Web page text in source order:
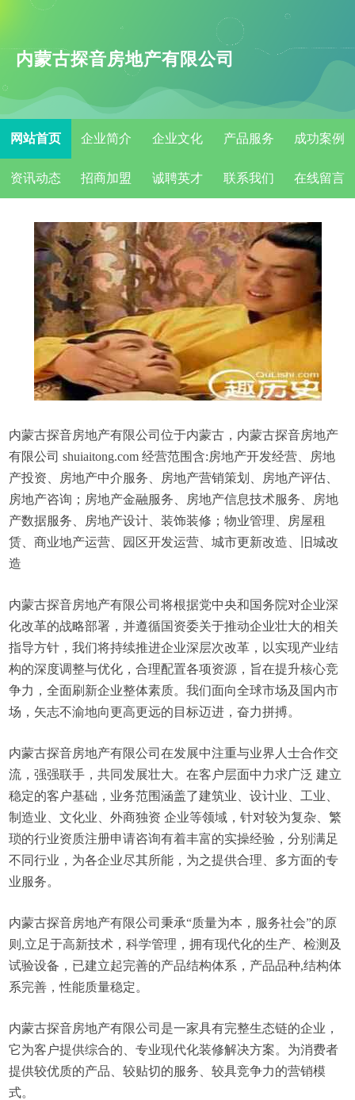
内蒙古探音房地产有限公司
网站首页 企业简介 企业文化 产品服务 成功案例
资讯动态 招商加盟 诚聘英才 联系我们 在线留言
内蒙古探音房地产有限公司位于内蒙古，内蒙古探音房地产
有限公司 shuiaitong.com 经营范围含:房地产开发经营、房地
产投资、房地产中介服务、房地产营销策划、房地产评估、
房地产咨询；房地产金融服务、房地产信息技术服务、房地
产数据服务、房地产设计、装饰装修；物业管理、房屋租
赁、商业地产运营、园区开发运营、城市更新改造、旧城改
造
内蒙古探音房地产有限公司将根据党中央和国务院对企业深
化改革的战略部署，并遵循国资委关于推动企业壮大的相关
指导方针，我们将持续推进企业深层次改革，以实现产业结
构的深度调整与优化，合理配置各项资源，旨在提升核心竞
争力，全面刷新企业整体素质。我们面向全球市场及国内市
场，矢志不渝地向更高更远的目标迈进，奋力拼搏。
内蒙古探音房地产有限公司在发展中注重与业界人士合作交
流，强强联手，共同发展壮大。在客户层面中力求广泛 建立
稳定的客户基础，业务范围涵盖了建筑业、设计业、工业、
制造业、文化业、外商独资 企业等领域，针对较为复杂、繁
琐的行业资质注册申请咨询有着丰富的实操经验，分别满足
不同行业，为各企业尽其所能，为之提供合理、多方面的专
业服务。
内蒙古探音房地产有限公司秉承“质量为本，服务社会”的原
则,立足于高新技术，科学管理，拥有现代化的生产、检测及
试验设备，已建立起完善的产品结构体系，产品品种,结构体
系完善，性能质量稳定。
内蒙古探音房地产有限公司是一家具有完整生态链的企业，
它为客户提供综合的、专业现代化装修解决方案。为消费者
提供较优质的产品、较贴切的服务、较具竞争力的营销模
式。